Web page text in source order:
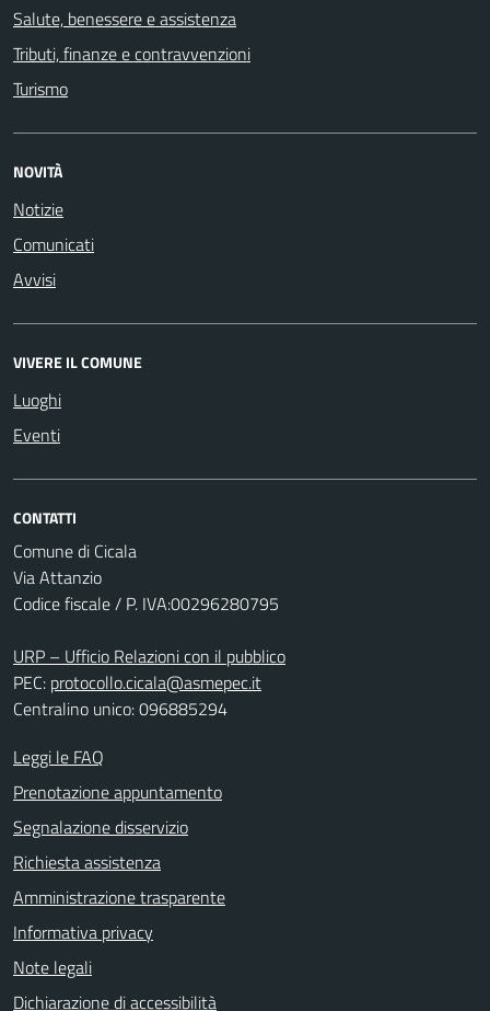
Salute, benessere e assistenza
Tributi, finanze e contravvenzioni
Turismo
NOVITÀ
Notizie
Comunicati
Avvisi
VIVERE IL COMUNE
Luoghi
Eventi
CONTATTI
Comune di Cicala
Via Attanzio
Codice fiscale / P. IVA:00296280795
URP – Ufficio Relazioni con il pubblico
PEC: protocollo.cicala@asmepec.it
Centralino unico: 096885294
Leggi le FAQ
Prenotazione appuntamento
Segnalazione disservizio
Richiesta assistenza
Amministrazione trasparente
Informativa privacy
Note legali
Dichiarazione di accessibilità